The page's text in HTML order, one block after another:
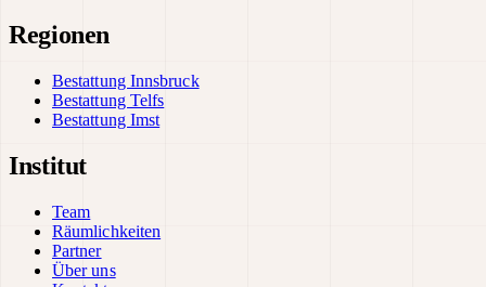
Regionen
Bestattung Innsbruck
Bestattung Telfs
Bestattung Imst
Institut
Team
Räumlichkeiten
Partner
Über uns